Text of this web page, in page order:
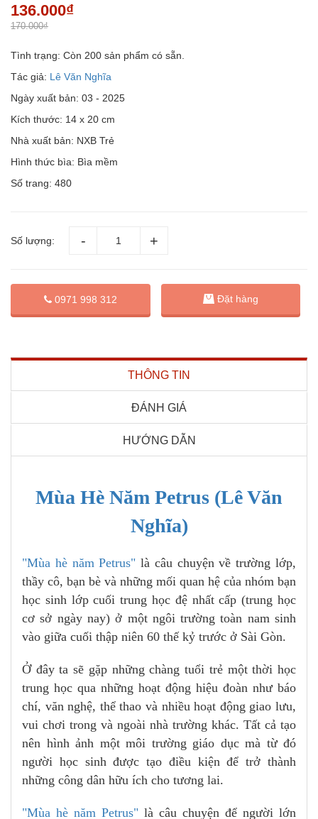
136.000₫
170.000₫
Tình trạng: Còn 200 sản phẩm có sẵn.
Tác giả: Lê Văn Nghĩa
Ngày xuất bản: 03 - 2025
Kích thước: 14 x 20 cm
Nhà xuất bản: NXB Trẻ
Hình thức bìa: Bìa mềm
Số trang: 480
Số lượng:
0971 998 312 Đặt hàng
THÔNG TIN
ĐÁNH GIÁ
HƯỚNG DẪN
Mùa Hè Năm Petrus (Lê Văn
Nghĩa)
"Mùa hè năm Petrus"là câu chuyện về trường lớp,
thầy cô, bạn bè và những mối quan hệ của nhóm bạn
học sinh lớp cuối trung học đệ nhất cấp (trung học
cơ sở ngày nay) ở một ngôi trường toàn nam sinh
vào giữa cuối thập niên 60 thế kỷ trước ở Sài Gòn.
Ở đây ta sẽ gặp những chàng tuổi trẻ một thời học
trung học qua những hoạt động hiệu đoàn như báo
chí, văn nghệ, thể thao và nhiều hoạt động giao lưu,
vui chơi trong và ngoài nhà trường khác. Tất cả tạo
nên hình ảnh một môi trường giáo dục mà từ đó
người học sinh được tạo điều kiện để trở thành
những công dân hữu ích cho tương lai.
"Mùa hè năm Petrus" là câu chuyện để người lớn